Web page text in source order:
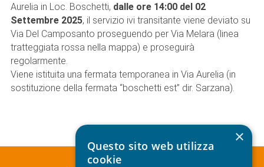
Aurelia in Loc. Boschetti, dalle ore 14:00 del 02
Settembre 2025, il servizio ivi transitante viene deviato su
Via Del Camposanto proseguendo per Via Melara (linea
tratteggiata rossa nella mappa) e proseguirà
regolarmente.
Viene istituita una fermata temporanea in Via Aurelia (in
sostituzione della fermata “boschetti est” dir. Sarzana).
×
Questo sito web utilizza
cookie